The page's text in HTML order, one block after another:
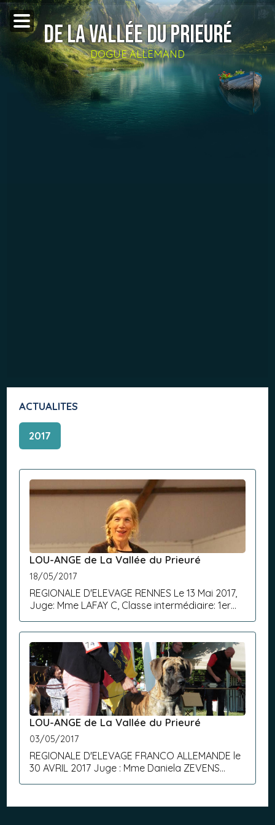
DE LA VALLÉE DU PRIEURÉ
DOGUE ALLEMAND
ACTUALITES
2017
LOU-ANGE de La Vallée du Prieuré
18/05/2017
REGIONALE D'ELEVAGE RENNES Le 13 Mai 2017,
Juge: Mme LAFAY C, Classe intermédiaire: 1er
LOU-ANGE de La Vallée du Prieuré
03/05/2017
REGIONALE D'ELEVAGE FRANCO ALLEMANDE le
30 AVRIL 2017 Juge : Mme Daniela ZEVENS